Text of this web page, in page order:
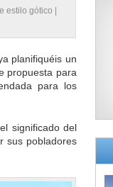
gótico |
planifiquéis un
propuesta para
para los
significado del
sus pobladores